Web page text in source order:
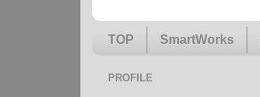
TOP SmartWorks
PROFILE